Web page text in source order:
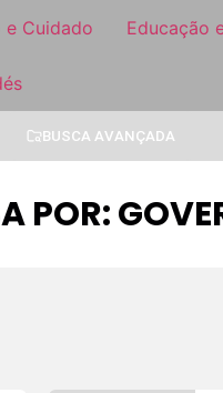
e Cuidado Educação
BUSCA AVANÇADA
POR: